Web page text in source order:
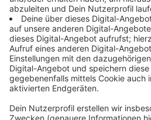
SPD, Linke und Volt hatten im
Diskussion über den künftigen
Videobeobachtung angestoßen.
Ratsfraktion will zunächst
mit der Polizei über die
Videobeobachtung laufen die
Wochen gespeichert und dann